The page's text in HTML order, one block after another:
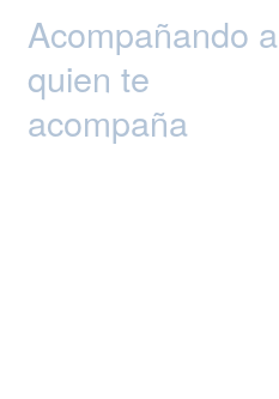
Acompañando a
quien te
acompaña